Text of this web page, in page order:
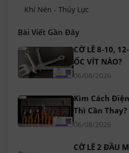
Khí Nén - Thủy Lực
Bài Viết Gần Đây
CỜ LÊ 8-10,
ỐC VÍT NÀO?
06/08/2026
Kìm Cách
Thì Cần Thay?
06/08/2026
CỜ LÊ 2 ĐẦU